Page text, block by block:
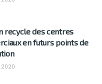
recycle des centres
en futurs points de
2020